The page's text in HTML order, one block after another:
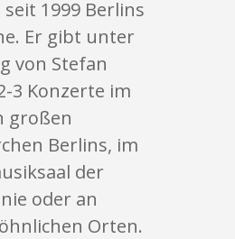
1999 Berlins
Er gibt unter
von Stefan
3 Konzerte im
großen
Berlins, im
der
oder an
Orten.